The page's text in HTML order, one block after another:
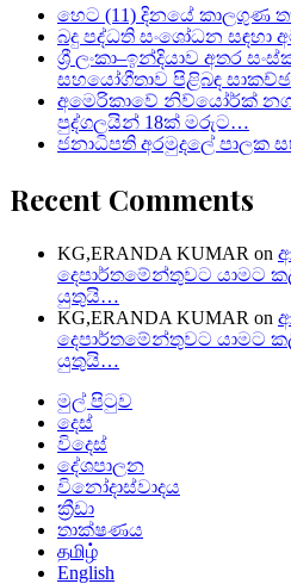
හෙට (11) දිනයේ කාලගුණ
බදු පද්ධති සංශෝධන සඳහා
ශ්‍රී ලංකා–ඉන්දියාව අතර
සහයෝගීතාව පිළිබඳ
අමෙරිකාවේ නිව්යෝර්ක්
පුද්ගලයින් 18ක් මරුට…
ජනාධිපති අරමුදලේ පාලක
Recent Comments
KG,ERANDA KUMAR on
දෙපාර්තමේන්තුවට යාමට
යුතුයි…
KG,ERANDA KUMAR on
දෙපාර්තමේන්තුවට යාමට
යුතුයි…
මුල් පිටුව
දෙස්
විදෙස්
දේශපාලන
විනෝදාස්වාදය
ක්‍රීඩා
තාක්ෂණය
தமிழ்
English